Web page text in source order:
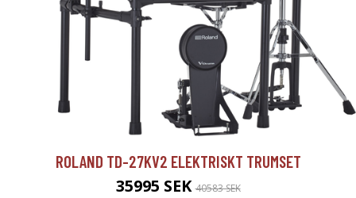
ROLAND TD-27KV2 ELEKTRISKT TRUMSET
35995 SEK40583 SEK